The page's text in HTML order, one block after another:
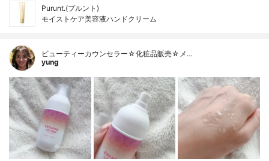
Purunt.(プルント)
モイストケア美容液ハンドクリーム
ビューティーカウンセラー☆化粧品販売☆メ…
yung